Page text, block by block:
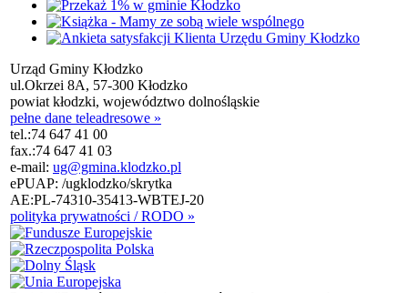
Urząd Gminy Kłodzko
ul.Okrzei 8A, 57-300 Kłodzko
powiat kłodzki, województwo dolnośląskie
pełne dane teleadresowe »
tel.:74 647 41 00
fax.:74 647 41 03
e-mail: ug@gmina.klodzko.pl
ePUAP: /ugklodzko/skrytka
AE:PL-74310-35413-WBTEJ-20
polityka prywatności / RODO »